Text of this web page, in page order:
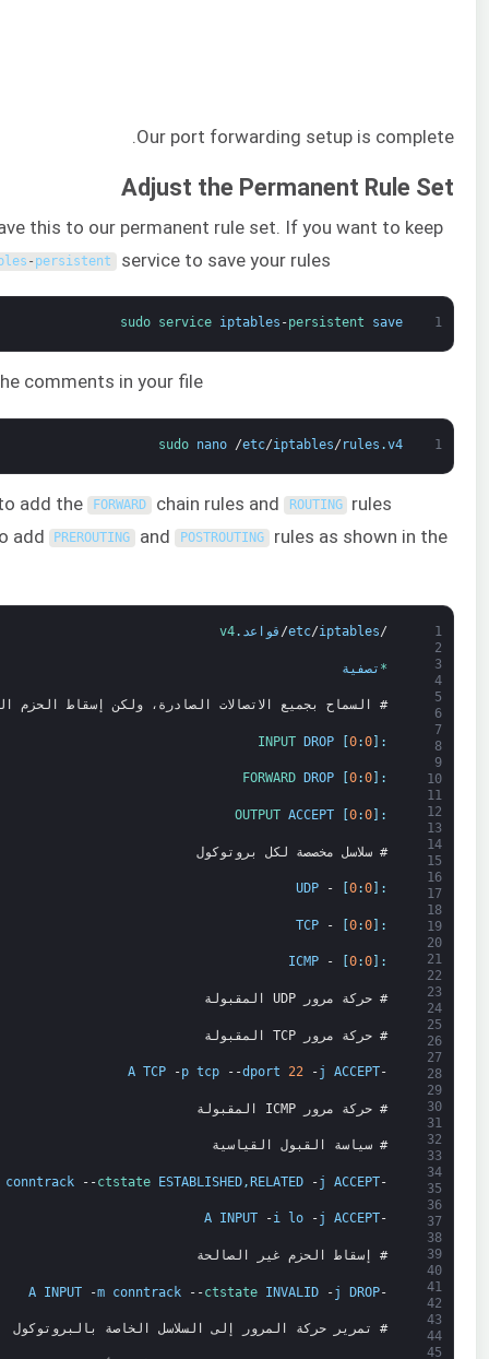
Our port forwarding setup is complete.
Adjust the Permanent Rule Set
this to our permanent rule set. If you want to keep
- persistent service to save your rules:
1
sudo service iptables -persistent save
comments in your file:
1
sudo nano /etc/iptables/ rules .v4
add the FORWARD chain rules and ROUTING
rules
add
PREROUTING and POSTROUTING rules as shown in the
1
2
3
4
5
6
7
8
9
10
11
12
13
14
15
16
17
18
19
20
21
22
23
24
25
26
27
28
29
30
31
32
33
34
35
36
37
38
39
40
41
42
43
44
45
/
etc/iptables
/ قواعد .
v4
* تصفية
# السماح بجميع الاتصالات الصادرة، ولكن إسقاط الحزم
:
INPUT DROP [0:0]
:
FORWARD DROP [0:0
:
OUTPUT ACCEPT [0:0
# سلاسل مخصصة لكل بروتوكول
:
UDP - [0:0
:
TCP - [0:0]
:
ICMP - [0:0
# حركة مرور UDP المقبولة
# حركة مرور TCP المقبولة
-
A TCP -p tcp --dport 22 -j ACCEPT
# حركة مرور ICMP المقبولة
# سياسة القبول القياسية
-
conntrack --ctstate ESTABLISHED,RELATED -j ACCEPT
-
A INPUT -i lo -j ACCEPT
# إسقاط الحزم غير الصالحة
-
A INPUT -m conntrack --ctstate INVALID -j DROP
# تمرير حركة المرور إلى السلاسل الخاصة بالبروتوكول